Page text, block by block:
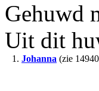
Gehuwd
Uit dit
1. Johanna (zie